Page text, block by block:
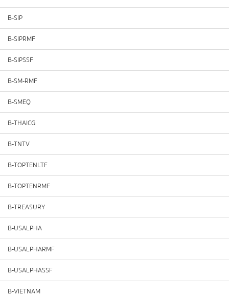
B-SIP
B-SIPRMF
B-SIPSSF
B-SM-RMF
B-SMEQ
B-THAICG
B-TNTV
B-TOPTENLTF
B-TOPTENRMF
B-TREASURY
B-USALPHA
B-USALPHARMF
B-USALPHASSF
B-VIETNAM